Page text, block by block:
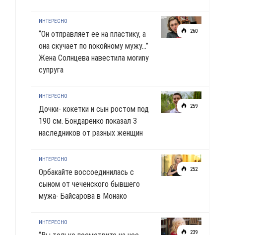
260
ИНТЕРЕСНО
“Он отправляет ее на пластику, а
она скучает по noкoйномy мужу…”
Жена Солнцева навестила моrиnу
супруга
259
ИНТЕРЕСНО
Дочки- кокетки и сын ростом под
190 см. Бондаренко показал 3
наследников от разных женщин
252
ИНТЕРЕСНО
Орбакайте воссоединилась с
сыном от чеченского бывшего
мужа- Байсарова в Монако
239
ИНТЕРЕСНО